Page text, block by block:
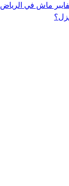
ماش في